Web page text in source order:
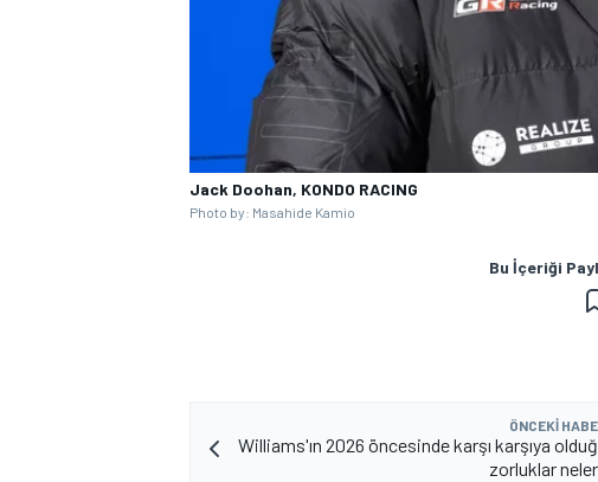
Jack Doohan, KONDO RACING
Photo by: Masahide Kamio
Bu İçeriği
ÖNCEKI
Williams'ın 2026 öncesinde karşı karşıya
zorluklar